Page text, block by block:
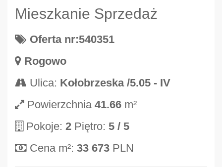
Mieszkanie Sprzedaż
Oferta nr:540351
Rogowo
Ulica: Kołobrzeska /5.05 - IV
Powierzchnia 41.66 m²
Pokoje: 2 Piętro: 5 / 5
Cena m²: 33 673 PLN